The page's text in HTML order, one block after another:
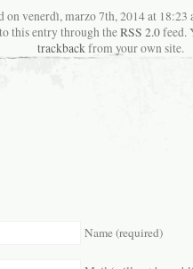
on venerdì, marzo 7th, 2014 at 18:23
this entry through theRSS 2.0feed.
trackbackfrom your own site.
Name (required)